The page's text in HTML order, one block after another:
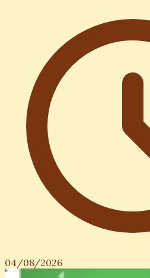
04/08/2026